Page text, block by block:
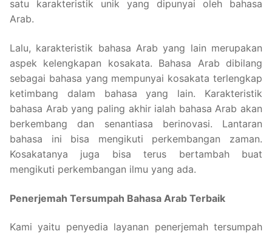
satu karakteristik unik yang dipunyai oleh bahasa
Arab.
Lalu, karakteristik bahasa Arab yang lain merupakan
aspek kelengkapan kosakata. Bahasa Arab dibilang
sebagai bahasa yang mempunyai kosakata terlengkap
ketimbang dalam bahasa yang lain. Karakteristik
bahasa Arab yang paling akhir ialah bahasa Arab akan
berkembang dan senantiasa berinovasi. Lantaran
bahasa ini bisa mengikuti perkembangan zaman.
Kosakatanya juga bisa terus bertambah buat
mengikuti perkembangan ilmu yang ada.
Penerjemah Tersumpah Bahasa Arab Terbaik
Kami yaitu penyedia layanan penerjemah tersumpah